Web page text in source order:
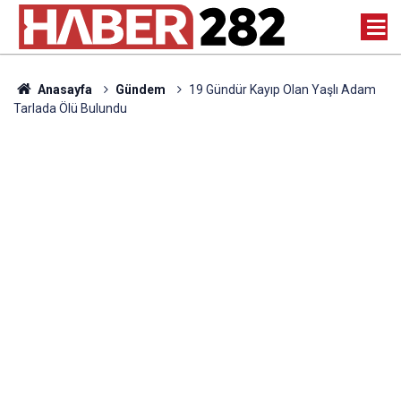
Anasayfa Gündem
19 Gündür Kayıp Olan Yaşlı Adam
Tarlada Ölü Bulundu